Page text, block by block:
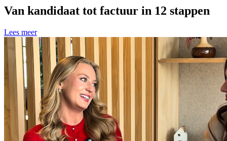
Van kandidaat tot factuur in 12 stappen
Lees meer